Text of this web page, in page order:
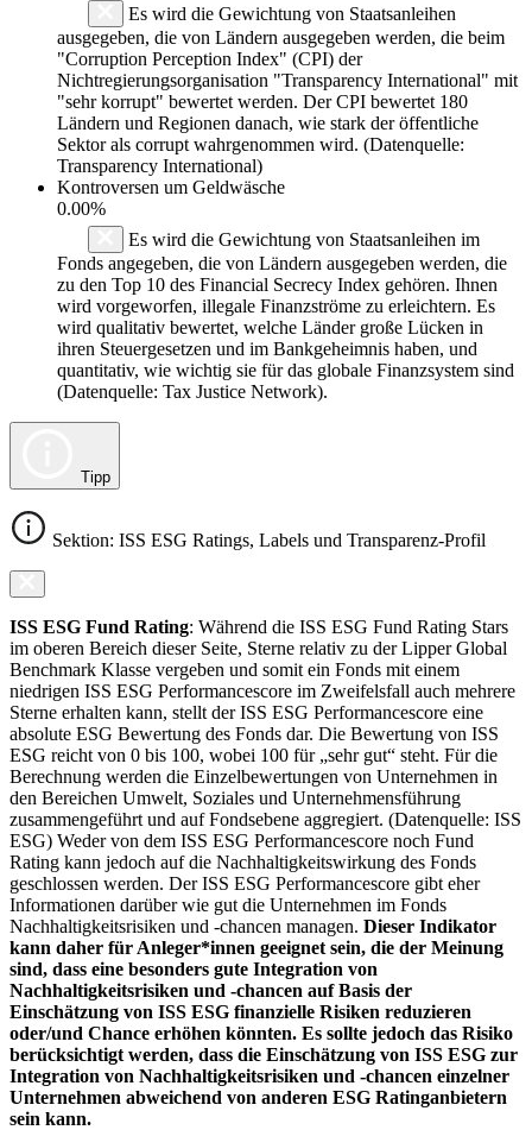
Es wird die Gewichtung von Staatsanleihen
ausgegeben, die von Ländern ausgegeben werden, die beim
"Corruption Perception Index" (CPI) der
Nichtregierungsorganisation "Transparency International" mit
"sehr korrupt" bewertet werden. Der CPI bewertet 180
Ländern und Regionen danach, wie stark der öffentliche
Sektor als corrupt wahrgenommen wird. (Datenquelle:
Transparency International)
Kontroversen um Geldwäsche
0.00%
Es wird die Gewichtung von Staatsanleihen im
Fonds angegeben, die von Ländern ausgegeben werden, die
zu den Top 10 des Financial Secrecy Index gehören. Ihnen
wird vorgeworfen, illegale Finanzströme zu erleichtern. Es
wird qualitativ bewertet, welche Länder große Lücken in
ihren Steuergesetzen und im Bankgeheimnis haben, und
quantitativ, wie wichtig sie für das globale Finanzsystem sind
(Datenquelle: Tax Justice Network).
Tipp
Sektion: ISS ESG Ratings, Labels und Transparenz-Profil
ISS ESG Fund Rating: Während die ISS ESG Fund Rating Stars
im oberen Bereich dieser Seite, Sterne relativ zu der Lipper Global
Benchmark Klasse vergeben und somit ein Fonds mit einem
niedrigen ISS ESG Performancescore im Zweifelsfall auch mehrere
Sterne erhalten kann, stellt der ISS ESG Performancescore eine
absolute ESG Bewertung des Fonds dar. Die Bewertung von ISS
ESG reicht von 0 bis 100, wobei 100 für „sehr gut“ steht. Für die
Berechnung werden die Einzelbewertungen von Unternehmen in
den Bereichen Umwelt, Soziales und Unternehmensführung
zusammengeführt und auf Fondsebene aggregiert. (Datenquelle: ISS
ESG) Weder von dem ISS ESG Performancescore noch Fund
Rating kann jedoch auf die Nachhaltigkeitswirkung des Fonds
geschlossen werden. Der ISS ESG Performancescore gibt eher
Informationen darüber wie gut die Unternehmen im Fonds
Nachhaltigkeitsrisiken und -chancen managen. Dieser Indikator
kann daher für Anleger*innen geeignet sein, die der Meinung
sind, dass eine besonders gute Integration von
Nachhaltigkeitsrisiken und -chancen auf Basis der
Einschätzung von ISS ESG finanzielle Risiken reduzieren
oder/und Chance erhöhen könnten. Es sollte jedoch das Risiko
berücksichtigt werden, dass die Einschätzung von ISS ESG zur
Integration von Nachhaltigkeitsrisiken und -chancen einzelner
Unternehmen abweichend von anderen ESG Ratinganbietern
sein kann.